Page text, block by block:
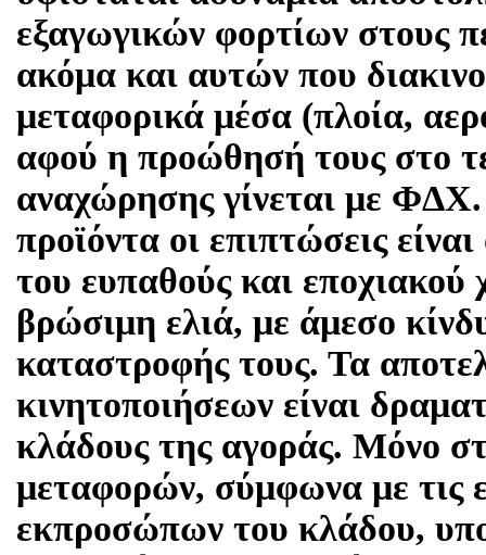
εξαγωγικών φορτίων στους
ακόμα και αυτών που
μεταφορικά μέσα (πλοία,
αφού η προώθησή τους στο
αναχώρησης γίνεται με
προϊόντα οι επιπτώσεις
του ευπαθούς και
βρώσιμη ελιά, με άμεσο
καταστροφής τους. Τα
κινητοποιήσεων είναι
κλάδους της αγοράς. Μόνο
μεταφορών, σύμφωνα με τις
εκπροσώπων του κλάδου,